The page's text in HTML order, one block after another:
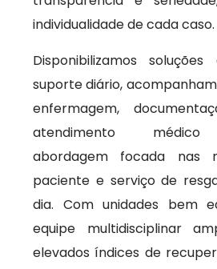
individualidade de cada caso.
Disponibilizamos
suporte diário,
enfermagem,
atendimento médico
abordagem focada nas
paciente e serviço de
dia. Com unidades bem
equipe multidisciplinar
elevados índices de